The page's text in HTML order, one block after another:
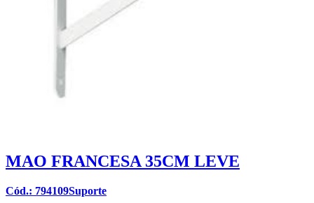
MAO FRANCESA 35CM LEVE
Cód.: 794109Suporte